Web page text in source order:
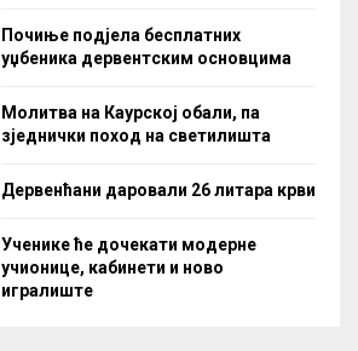
Почиње подјела бесплатних
уџбеника дервентским основцима
Молитва на Каурској обали, па
зједнички поход на светилишта
Дервенћани даровали 26 литара крви
Ученике ће дочекати модерне
учионице, кабинети и ново
игралиште